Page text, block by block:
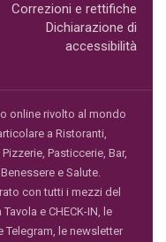
Correzioni e rettifiche
Dichiarazione di
accessibilità
online rivolto al mondo
a Ristoranti,
Pasticcerie, Bar,
e Salute.
con tutti i mezzi del
e CHECK-IN, le
le newsletter